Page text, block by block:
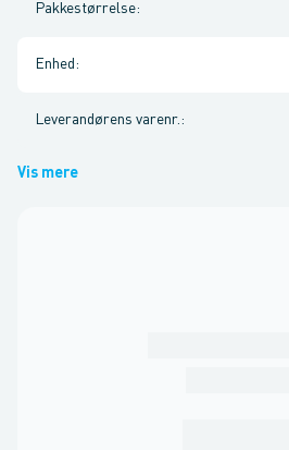
Pakkestørrelse:
Enhed :
Leverandørens varenr. :
Vis mere